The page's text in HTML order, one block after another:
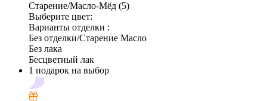
Старение/Масло-Мёд (5)
Выберите цвет:
Варианты отделки :
Без отделки/Старение Масло
Без лака
Бесцветный лак
1 подарок на выбор